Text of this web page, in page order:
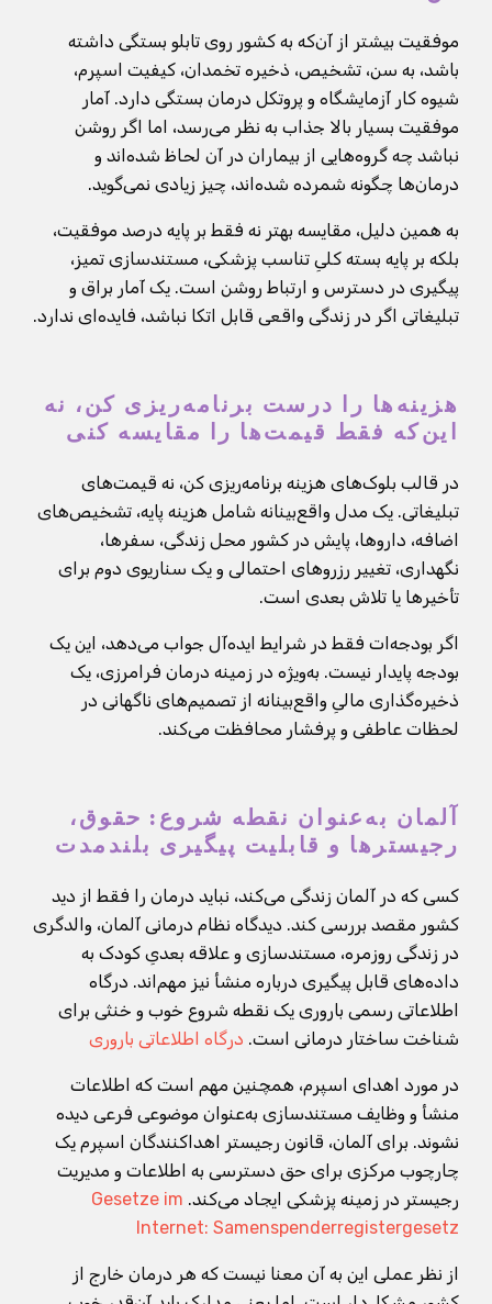
موفقیت بیشتر از آن‌که به کشور روی تابلو بستگی داشته
باشد، به سن، تشخیص، ذخیره تخمدان، کیفیت اسپرم،
شیوه کار آزمایشگاه و پروتکل درمان بستگی دارد. آمار
موفقیت بسیار بالا جذاب به نظر می‌رسد، اما اگر روشن
نباشد چه گروه‌هایی از بیماران در آن لحاظ شده‌اند و
درمان‌ها چگونه شمرده شده‌اند، چیز زیادی نمی‌گوید.
به همین دلیل، مقایسه بهتر نه فقط بر پایه درصد موفقیت،
بلکه بر پایه بسته کلیِ تناسب پزشکی، مستندسازی تمیز،
پیگیری در دسترس و ارتباط روشن است. یک آمار براق و
تبلیغاتی اگر در زندگی واقعی قابل اتکا نباشد، فایده‌ای ندارد.
هزینه‌ها را درست برنامه‌ریزی کن، نه
این‌که فقط قیمت‌ها را مقایسه کنی
در قالب بلوک‌های هزینه برنامه‌ریزی کن، نه قیمت‌های
تبلیغاتی. یک مدل واقع‌بینانه شامل هزینه پایه، تشخیص‌های
اضافه، داروها، پایش در کشور محل زندگی، سفرها،
نگهداری، تغییر رزروهای احتمالی و یک سناریوی دوم برای
تأخیرها یا تلاش بعدی است.
اگر بودجه‌ات فقط در شرایط ایده‌آل جواب می‌دهد، این یک
بودجه پایدار نیست. به‌ویژه در زمینه درمان فرامرزی، یک
ذخیره‌گذاری مالیِ واقع‌بینانه از تصمیم‌های ناگهانی در
لحظات عاطفی و پرفشار محافظت می‌کند.
آلمان به‌عنوان نقطه شروع: حقوق،
رجیسترها و قابلیت پیگیری بلندمدت
کسی که در آلمان زندگی می‌کند، نباید درمان را فقط از دید
کشور مقصد بررسی کند. دیدگاه نظام درمانی آلمان، والدگری
در زندگی روزمره، مستندسازی و علاقه بعدیِ کودک به
داده‌های قابل پیگیری درباره منشأ نیز مهم‌اند. درگاه
اطلاعاتی رسمی باروری یک نقطه شروع خوب و خنثی برای
شناخت ساختار درمانی است. درگاه اطلاعاتی باروری
در مورد اهدای اسپرم، همچنین مهم است که اطلاعات
منشأ و وظایف مستندسازی به‌عنوان موضوعی فرعی دیده
نشوند. برای آلمان، قانون رجیستر اهداکنندگان اسپرم یک
چارچوب مرکزی برای حق دسترسی به اطلاعات و مدیریت
رجیستر در زمینه پزشکی ایجاد می‌کند. Gesetze im
Internet: Samenspenderregistergesetz
از نظر عملی این به آن معنا نیست که هر درمان خارج از